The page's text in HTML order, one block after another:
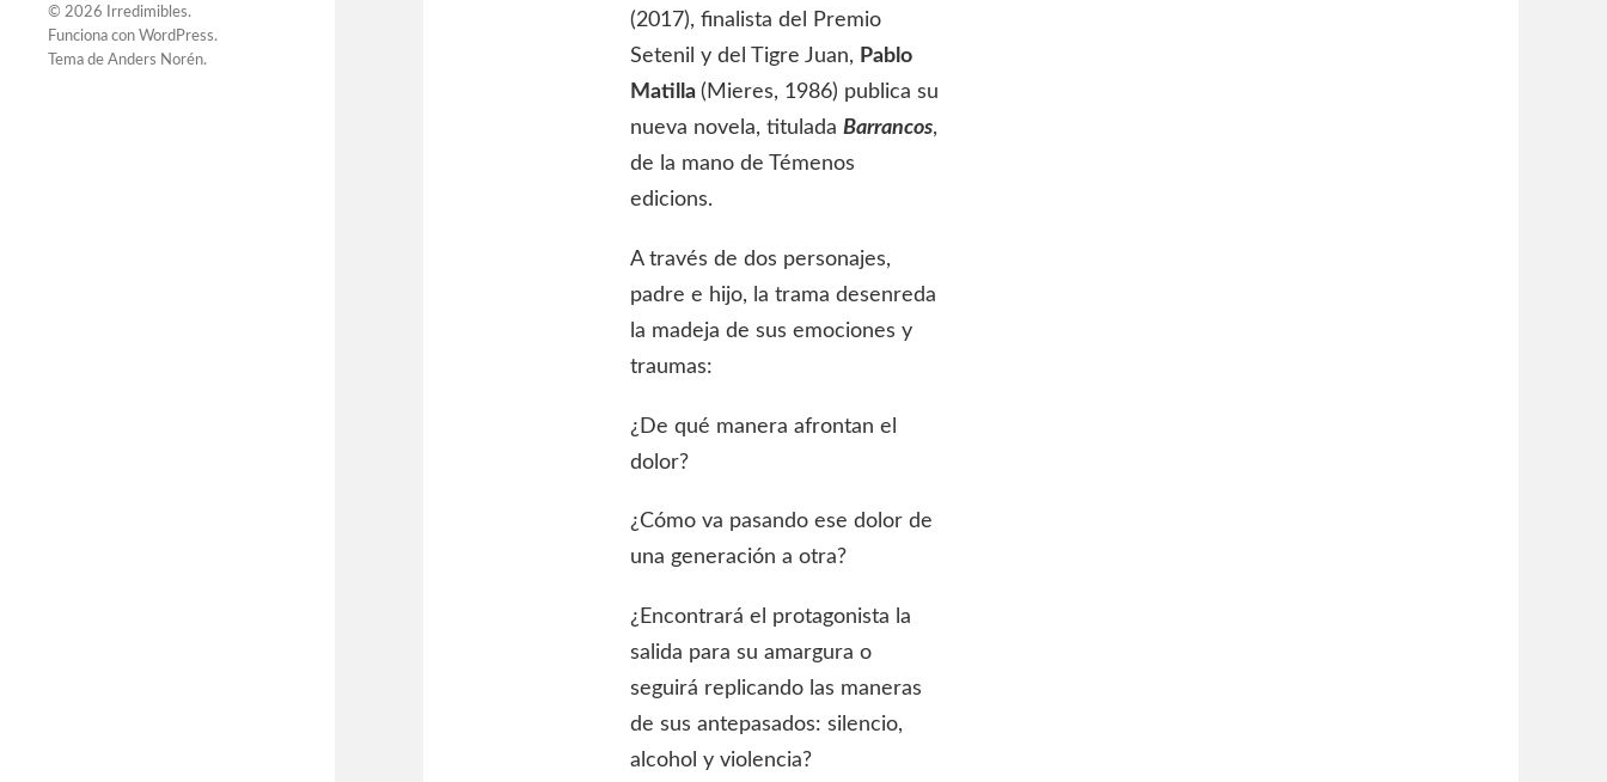
© 2026 Irredimibles.
Funciona con WordPress.
Tema de Anders Norén.
(2017), finalista del Premio
Setenil y del Tigre Juan, Pablo
Matilla (Mieres, 1986) publica su
nueva novela, titulada Barrancos,
de la mano de Témenos
edicions.
A través de dos personajes,
padre e hijo, la trama desenreda
la madeja de sus emociones y
traumas:
¿De qué manera afrontan el
dolor?
¿Cómo va pasando ese dolor de
una generación a otra?
¿Encontrará el protagonista la
salida para su amargura o
seguirá replicando las maneras
de sus antepasados: silencio,
alcohol y violencia?